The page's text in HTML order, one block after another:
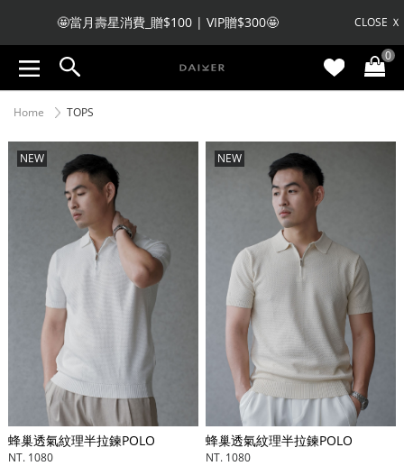
CLOSE Ｘ
🤩當月壽星消費_贈$100 | VIP贈$300🤩
🧧 註冊會員收不到驗證碼，私訊LINE客服註冊🧧
0
Home TOPS
NEW
蜂巢透氣紋理半拉鍊POLO
NT. 1080
NEW
蜂巢透氣紋理半拉鍊POLO
NT. 1080